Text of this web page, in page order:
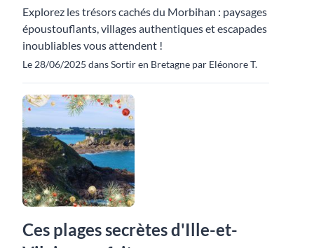
Explorez les trésors cachés du Morbihan : paysages
époustouflants, villages authentiques et escapades
inoubliables vous attendent !
Le 28/06/2025 dans Sortir en Bretagne par Eléonore T.
Ces plages secrètes d'Ille-et-